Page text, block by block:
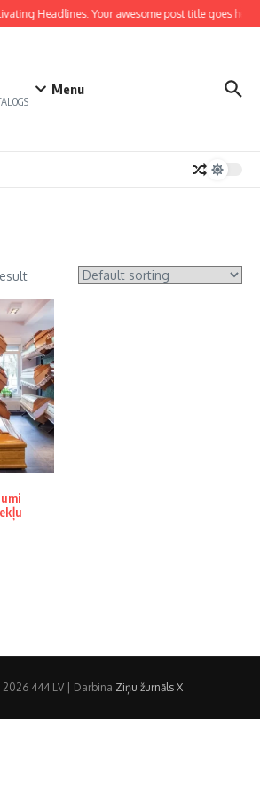
Headlines: Your awesome post title goes here
Menu
444.LV | Darbina Ziņu žurnāls X